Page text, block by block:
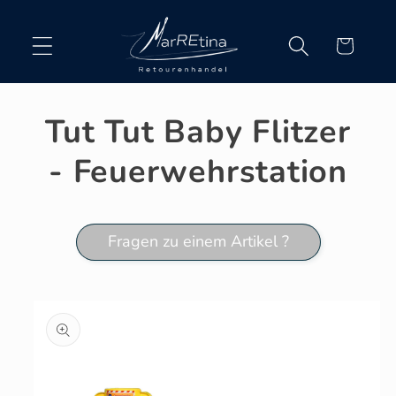
Inhalt
Warenkorb
Tut Tut Baby Flitzer
- Feuerwehrstation
Fragen zu einem Artikel ?